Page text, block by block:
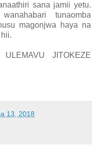
sana jamii yetu.
tunaomba
magonjwa haya na
JITOKEZE
13, 2018